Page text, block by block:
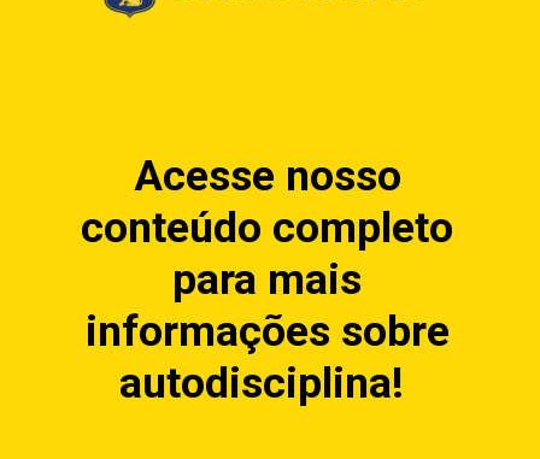
Acesse nosso
conteúdo completo
para mais
informações sobre
autodisciplina!